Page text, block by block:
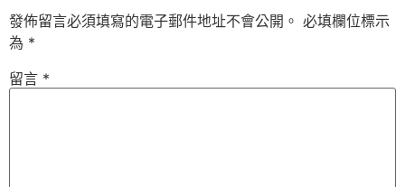
發佈留言必須填寫的電子郵件地址不會公開。 必填欄位標示
為 *
留言 *